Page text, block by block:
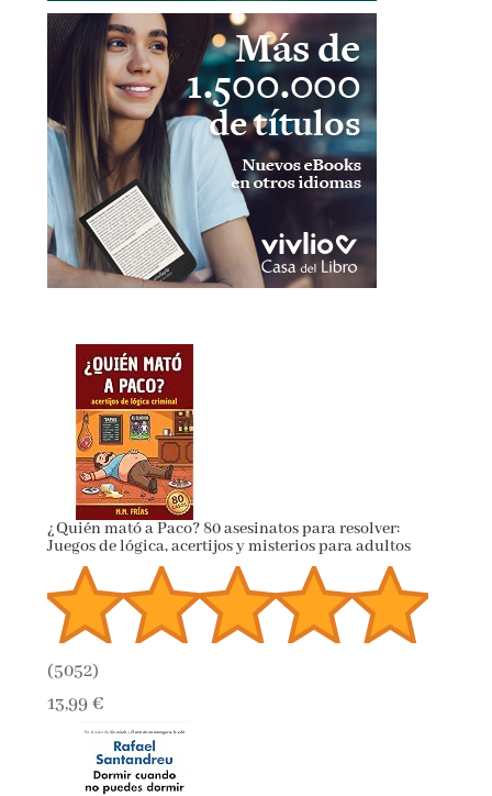
¿Quién mató a Paco? 80 asesinatos para resolver:
Juegos de lógica, acertijos y misterios para adultos
(5052)
13,99 €